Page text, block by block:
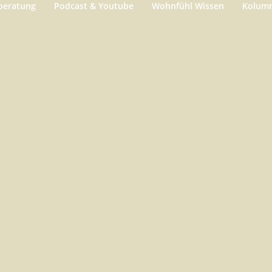
Podcast & Youtube Wohnfühl Wissen